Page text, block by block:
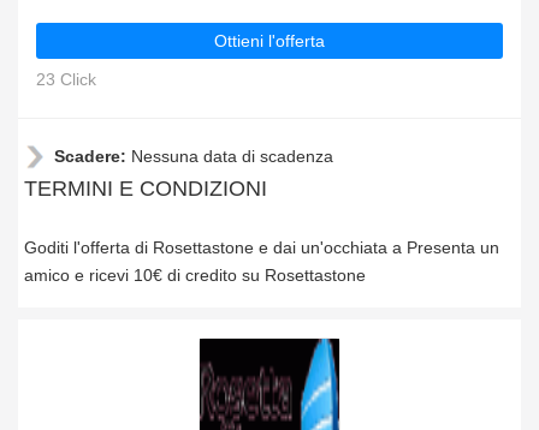
Ottieni l'offerta
23 Click
Scadere: Nessuna data di scadenza
TERMINI E CONDIZIONI
Goditi l'offerta di Rosettastone e dai un'occhiata a Presenta un
amico e ricevi 10€ di credito su Rosettastone